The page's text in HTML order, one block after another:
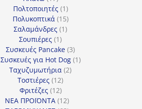
προϊόντα
Πολτοποιητές 11
προϊόν
Πολυκοπτικά 1515
προϊόντα
Σαλαμάνδρες 11
Σουπιέρες 11
προϊόν
Συσκευές Pancake 33
προϊόντα
Συσκευές για Hot Dog 11
Ταχυζυμωτήρια 22
Τοστιέρες 1212
προϊόντα
Φριτέζες 1212
προϊόντα
ΝΕΑ ΠΡΟΪΟΝΤΑ 1212